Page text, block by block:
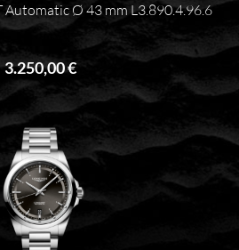
Ø 43 mm L3.890.4.96.6
3.250,00 €